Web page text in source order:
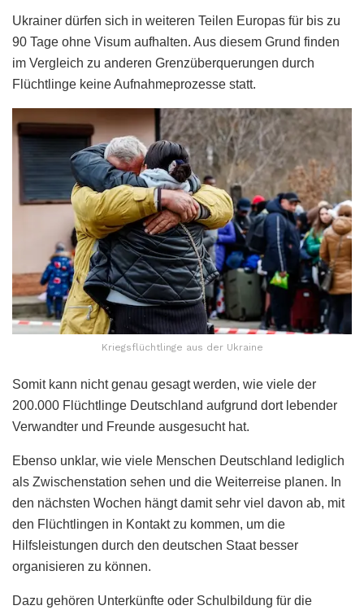
Ukrainer dürfen sich in weiteren Teilen Europas für bis zu
90 Tage ohne Visum aufhalten. Aus diesem Grund finden
im Vergleich zu anderen Grenzüberquerungen durch
Flüchtlinge keine Aufnahmeprozesse statt.
Kriegsflüchtlinge aus der Ukraine
Somit kann nicht genau gesagt werden, wie viele der
200.000 Flüchtlinge Deutschland aufgrund dort lebender
Verwandter und Freunde ausgesucht hat.
Ebenso unklar, wie viele Menschen Deutschland lediglich
als Zwischenstation sehen und die Weiterreise planen. In
den nächsten Wochen hängt damit sehr viel davon ab, mit
den Flüchtlingen in Kontakt zu kommen, um die
Hilfsleistungen durch den deutschen Staat besser
organisieren zu können.
Dazu gehören Unterkünfte oder Schulbildung für die